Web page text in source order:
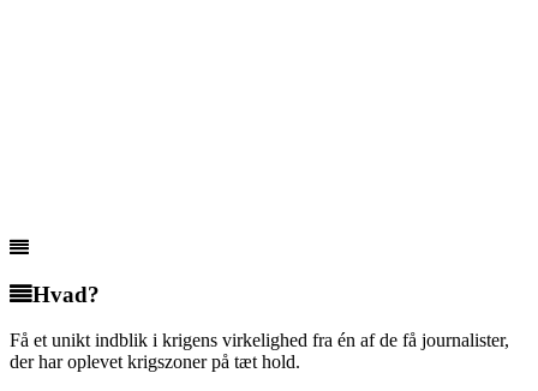
Hvad?
Få et unikt indblik i krigens virkelighed fra én af de få journalister,
der har oplevet krigszoner på tæt hold.